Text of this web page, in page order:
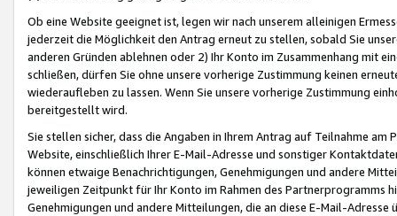
Ob eine Website geeignet ist, legen wir nach unserem alleinigen
jederzeit die Möglichkeit den Antrag erneut zu stellen, sobald Sie
anderen Gründen ablehnen oder 2) Ihr Konto im Zusammenhang mit
schließen, dürfen Sie ohne unsere vorherige Zustimmung keinen
wiederaufleben zu lassen. Wenn Sie unsere vorherige Zustimmung
bereitgestellt wird.
Sie stellen sicher, dass die Angaben in Ihrem Antrag auf Teilnahme
Website, einschließlich Ihrer E-Mail-Adresse und sonstiger
können etwaige Benachrichtigungen, Genehmigungen und andere
jeweiligen Zeitpunkt für Ihr Konto im Rahmen des Partnerprogramms
Genehmigungen und andere Mitteilungen, die an diese E-Mail-